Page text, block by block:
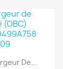
De...